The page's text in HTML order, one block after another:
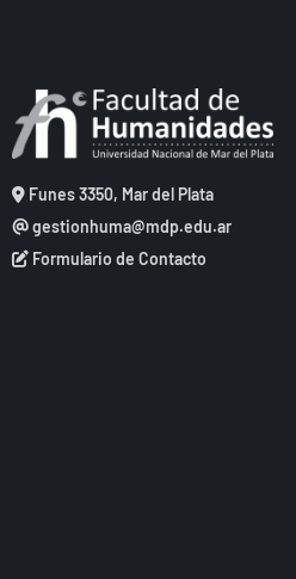
Funes 3350, Mar del Plata
gestionhuma@mdp.edu.ar
Formulario de Contacto